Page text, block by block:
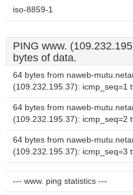
iso-8859-1
PING www.
bytes of data.
64 bytes from naweb-
(109.232.195.37): icmp_seq=1
64 bytes from naweb-
(109.232.195.37): icmp_seq=2
64 bytes from naweb-
(109.232.195.37): icmp_seq=3
--- www. ping statistics ---